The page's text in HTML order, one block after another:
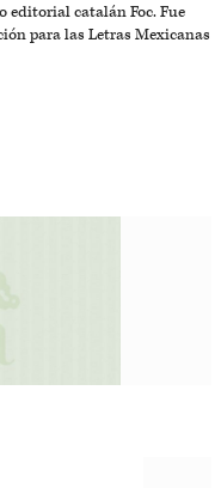
editorial catalán Foc. Fue
para las Letras Mexicanas